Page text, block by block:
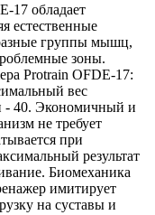
17 обладает
естественные
группы мышц,
зоны.
Protrain OFDE-17:
вес
- 40. Экономичный и
не требует
при
результат
Биомеханика
имитирует
на суставы и